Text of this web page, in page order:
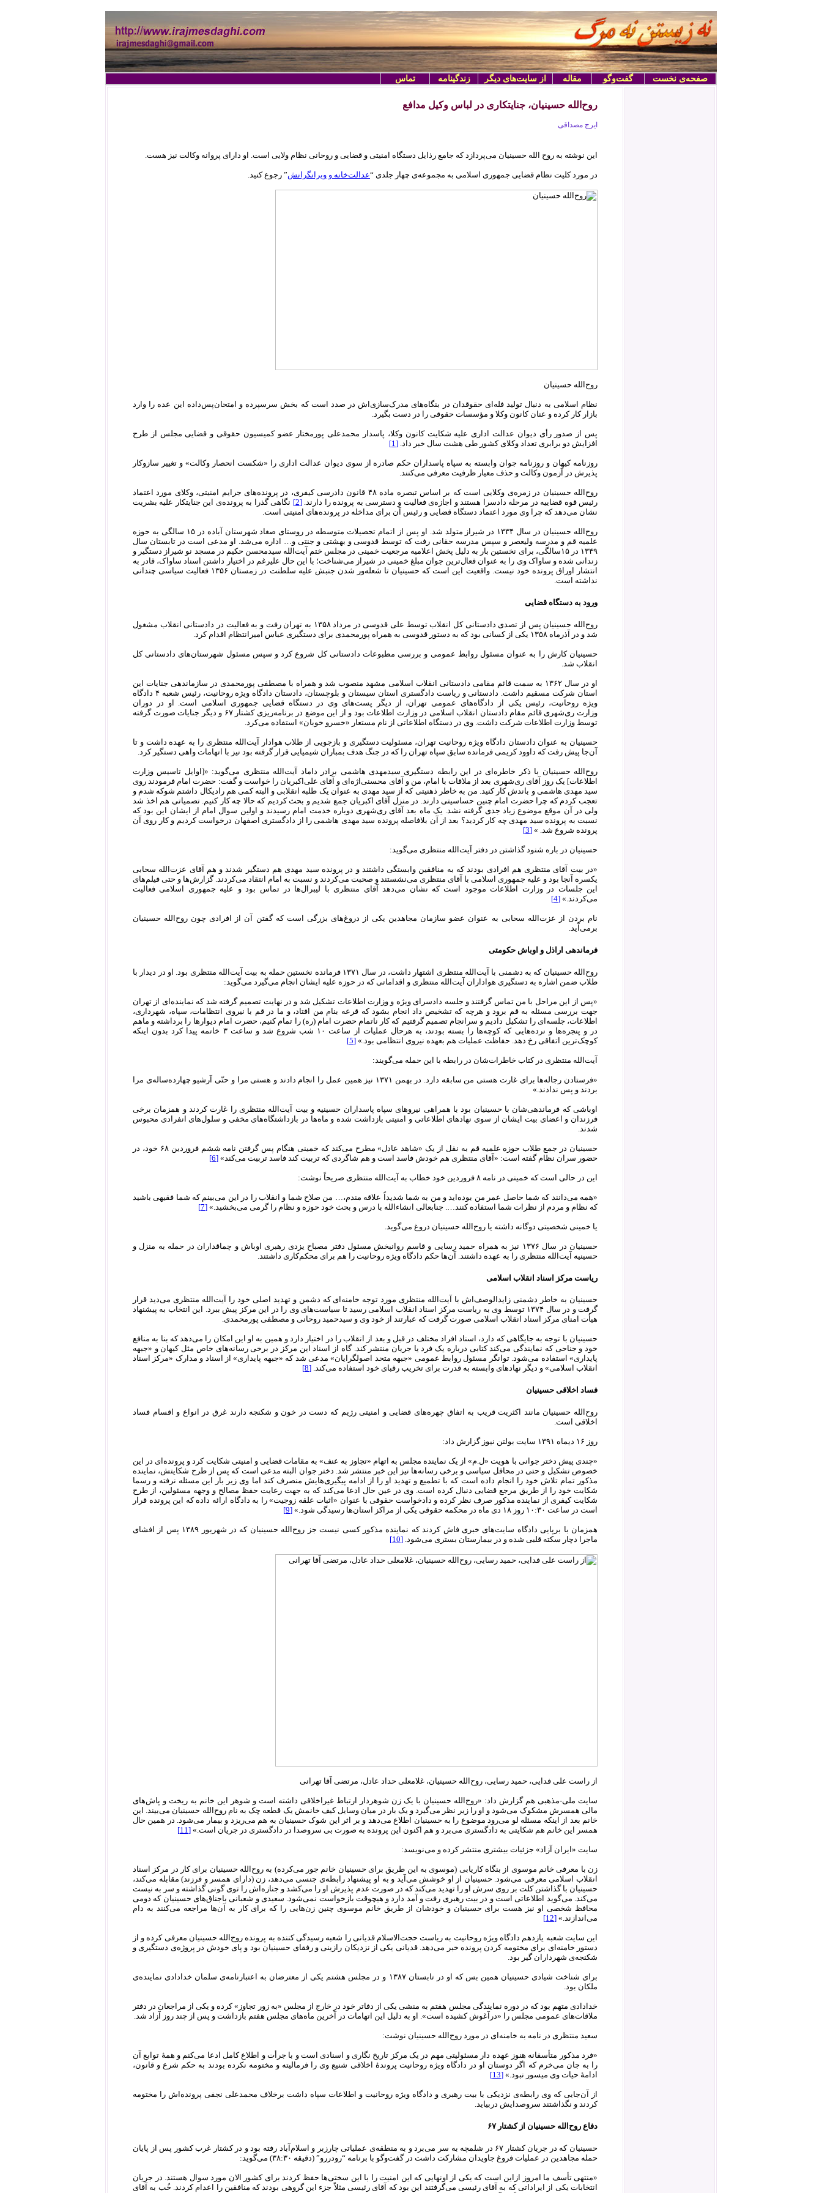
تماس زندگینامه از سایت‌های دیگر مقاله گفت‌وگو صفحه‌ی نخست
روح‌الله حسینیان، جنایتکاری در لباس وکیل مدافع
ایرج مصداقی
این نوشته به روح الله حسینیان می‌پردازد که جامع رذایل دستگاه امنیتی و قضایی و روحانی نظام ولایی است. او دارای پروانه وکالت نیز هست.
در مورد کلیت نظام قضایی جمهوری اسلامی به مجموعه‌‌ی چهار جلدی “عدالت‌خانه و ویرانگرانش” رجوع کنید.
روح‌الله حسینیان
نظام اسلامی به دنبال تولید فله‌ای حقوقدان در بنگاه‌های مدرک‌سازی‌اش در صدد است که بخش سرسپرده و امتحان‌پس‌داده این عده را وارد
بازار کار کرده و عنان کانون وکلا و مؤسسات حقوقی را در دست بگیرد.
پس از صدور رأی دیوان عدالت اداری علیه شکایت کانون وکلا، پاسدار محمدعلی پورمختار عضو کمیسیون حقوقی و قضایی مجلس از طرح
افزایش دو برابری تعداد وکلای کشور طی هشت سال خبر داد. [1]
روزنامه کیهان و روزنامه جوان وابسته به سپاه پاسداران حکم صادره از سوی دیوان عدالت اداری را «شکست انحصار وکالت» و تغییر سازوکار
پذیرش در آزمون وکالت و حذف معیار ظرفیت معرفی می‌کنند.
روح‌الله حسینیان در زمره‌ی وکلایی است که بر اساس تبصره ماده ۴۸ قانون دادرسی کیفری، در پرونده‌های جرایم امنیتی، وکلای مورد اعتماد
رئیس قوه قضاییه در مرحله دادسرا هستند و اجازه‌ی فعالیت و دسترسی به پرونده را دارند.[2]
نگاهی گذرا به پرونده‌ی این جنایتکار علیه بشریت
نشان می‌دهد که چرا وی مورد اعتماد دستگاه قضایی و رئیس آن برای مداخله در پرونده‌های امنیتی است.
روح‌الله حسینیان در سال ۱۳۳۴ در شیراز متولد شد. او پس از اتمام تحصیلات متوسطه در روستای صغاد شهرستان آباده در ۱۵ سالگی به حوزه
علمیه قم و مدرسه ولیعصر و سپس مدرسه حقانی رفت که توسط قدوسی و بهشتی و جنتی و… اداره می‌شد. او مدعی است در تابستان سال
۱۳۴۹ در ۱۵سالگی، برای نخستین بار به دلیل پخش اعلامیه مرجعیت خمینی در مجلس ختم آیت‌الله سیدمحسن حکیم در مسجد نو شیراز دستگیر و
زندانی شده و ساواک وی را به عنوان فعال‌ترین جوان مبلغ خمینی در شیراز می‌شناخت؛ با این حال علیرغم در اختیار داشتن اسناد ساواک، قادر به
انتشار اوراق پرونده خود نیست. واقعیت این است که حسینیان تا شعله‌ور شدن جنبش علیه سلطنت در زمستان ۱۳۵۶ فعالیت سیاسی چندانی
نداشته است.
ورود به دستگاه قضایی
روح‌الله حسینیان پس از تصدی دادستانی کل انقلاب توسط علی قدوسی در مرداد ۱۳۵۸ به تهران رفت و به فعالیت در دادستانی انقلاب مشغول
شد و در آذرماه ۱۳۵۸ یکی از کسانی بود که به دستور قدوسی به همراه پورمحمدی برای دستگیری عباس امیرانتظام اقدام کرد.
حسینیان کارش را به عنوان مسئول روابط عمومی و بررسی مطبوعات دادستانی کل شروع کرد و سپس مسئول شهرستان‌های دادستانی کل
انقلاب شد.
او در سال ۱۳۶۲ به سمت قائم مقامی دادستانی انقلاب اسلامی مشهد منصوب شد و همراه با مصطفی پورمحمدی در سازماندهی جنایات این
استان شرکت مسقیم داشت. دادستانی و ریاست دادگستری استان سیستان و بلوچستان، دادستان دادگاه ویژه روحانیت، رئیس شعبه ۴ دادگاه
ویژه روحانیت، رئیس یکی از دادگاه‌های عمومی تهران، از دیگر پست‌های وی در دستگاه قضایی جمهوری اسلامی است. او در دوران
وزارت ری‌شهری قائم مقام دادستان انقلاب اسلامی در وزارت اطلاعات بود و از این موضع در برنامه‌ریزی کشتار ۶۷ و دیگر جنایات صورت گرفته
توسط وزارت اطلاعات شرکت داشت. وی در دستگاه اطلاعاتی از نام مستعار «خسرو خوبان» استفاده می‌کرد.
حسینیان به عنوان دادستان دادگاه ویژه روحانیت تهران، مسئولیت دستگیری و بازجویی از طلاب هوادار آیت‌الله منتظری را به عهده داشت و تا
آن‌جا پیش رفت که داوود کریمی فرمانده سابق سپاه تهران را که در جنگ هدف بمباران شیمیایی قرار گرفته بود نیز با اتهامات واهی دستگیر کرد.
روح‌الله حسینیان با ذکر خاطره‌ای در این رابطه دستگیری سید‌مهدی هاشمی برادر داماد آیت‌الله منتظری می‌گوید: «[اوایل تاسیس وزارت
اطلاعات] یک روز آقای ری‌شهری بعد از ملاقات با امام، من و آقای محسنی‌اژه‌ای و آقای علی‌اکبریان را خواست و گفت: حضرت امام فرمودند روی
سید مهدی هاشمی و باندش کار کنید. من به خاطر ذهنیتی که از سید مهدی به عنوان یک طلبه انقلابی و البته کمی هم رادیکال داشتم شوکه شدم و
تعجب کردم که چرا حضرت امام چنین حساسیتی دارند. در منزل آقای اکبریان جمع شدیم و بحث کردیم که حالا چه کار کنیم. تصمیاتی هم اخذ شد
ولی در آن موقع موضوع زیاد جدی گرفته نشد. یک ماه بعد آقای ری‌شهری دوباره خدمت امام رسیدند و اولین سوال امام از ایشان این بود که
نسبت به پرونده سید مهدی چه کار کردید؟ بعد از آن بلافاصله پرونده سید مهدی هاشمی را از دادگستری اصفهان درخواست کردیم و کار روی آن
پرونده شروع شد. » [3]
حسینیان در باره شنود گذاشتن در دفتر آیت‌الله منتظری می‌گوید:‌
«در بیت آقای منتظری هم افرادی بودند که به منافقین وابستگی داشتند و در پرونده سید مهدی هم دستگیر شدند و هم آقای عزت‌الله سحابی
یکسره آنجا بود و علیه جمهوری اسلامی با آقای منتظری می‌نشستند و صحبت می‌کردند و نسبت به امام انتقاد می‌کردند. گزارش‌ها و حتی فیلم‌های
این جلسات در وزارت اطلاعات موجود است که نشان می‌دهد آقای منتظری با لیبرال‌ها در تماس بود و علیه جمهوری اسلامی فعالیت
می‌کردند.» [4]
نام بردن از عزت‌الله سحابی به عنوان عضو سازمان مجاهدین یکی از دروغ‌های بزرگی است که گفتن آن از افرادی چون روح‌الله حسینیان
برمی‌آید.
فرماندهی اراذل و اوباش حکومتی
روح‌الله حسینیان که به دشمنی با آیت‌الله منتظری اشتهار داشت، در سال ۱۳۷۱ فرمانده نخستین حمله به بیت آیت‌الله منتظری بود. او در دیدار با
طلاب ضمن اشاره به دستگیری هواداران آیت‌الله منتظری و اقداماتی که در حوزه علیه ایشان انجام می‌گیرد می‌گوید:‌
«پس از این مراحل با من تماس گرفتند و جلسه دادسرای ویژه و وزارت اطلاعات تشکیل شد و در نهایت تصمیم گرفته شد که نماینده‌ای از تهران
جهت بررسی مسئله به قم برود و هرچه که تشخیص داد انجام بشود که قرعه بنام من افتاد، و ما در قم با نیروی انتظامات، سپاه، شهرداری،
اطلاعات، جلسه‌ای را تشکیل دادیم و سرانجام تصمیم گرفتیم که کار ناتمام حضرت امام (ره) را تمام کنیم، حضرت امام دیوارها را برداشته و ماهم
در و پنجره‌ها و نرده‌هایی که کوچه‌ها را بسته بودند، به هرحال عملیات از ساعت ۱۰ شب شروع شد و ساعت ۳ خاتمه پیدا کرد بدون اینکه
کوچک‌ترین اتفاقی رخ دهد. حفاظت عملیات هم بعهده نیروی انتظامی بود.» [5]
آیت‌الله منتظری در کتاب خاطرات‌شان در رابطه با این حمله می‌گویند:‌
«فرستادن رجاله‌ها برای غارت هستی من سابقه دارد. در بهمن ۱۳۷۱ نیز همین عمل را انجام دادند و هستی مرا و حتّی آرشیو چهارده‌ساله‌ی مرا
بردند و پس ندادند.»
اوباشی که فرماندهی‌شان با حسینیان بود با همراهی نیروهای سپاه پاسداران حسینیه و بیت آیت‌الله منتظری را غارت کردند و همزمان برخی
فرزندان و اعضای بیت ایشان از سوی نهادهای اطلاعاتی و امنیتی بازداشت شده و ماه‌ها در بازداشتگاه‌های مخفی و سلول‌های انفرادی محبوس
شدند.
حسینیان در جمع طلاب حوزه علمیه قم به نقل از یک «شاهد عادل» ‌مطرح می‌کند که خمینی هنگام پس گرفتن نامه ششم فروردین ۶۸ خود، در
حضور سران نظام گفته است:‌ «آقای منتظری هم خودش فاسد است و هم شاگردی که تربیت کند فاسد تربیت می‌کند» [6]
این در حالی است که خمینی در نامه ۸ فروردین خود خطاب به آیت‌الله منتظری صریحاً نوشت:‌
«همه می‌دانند که شما حاصل عمر من بوده‌اید و من به شما شدیداً علاقه مندم،… من صلاح شما و انقلاب را در این می‌بینم که شما فقیهی باشید
که نظام و مردم از نظرات شما استفاده کنند…. جنابعالی انشاءالله با درس و بحث خود حوزه و نظام را گرمی می‌بخشید.» [7]
یا خمینی شخصیتی دوگانه داشته یا روح‌الله حسینیان دروغ می‌گوید.
حسینیان در سال ۱۳۷۶ نیز به همراه حمید رسایی و قاسم روانبخش مسئول دفتر مصباح یزدی رهبری اوباش و چماقداران در حمله به منزل و
حسینیه آیت‌الله منتظری را به عهده داشتند. آن‌ها حکم دادگاه ویژه روحانیت را هم برای محکم‌کاری داشتند.
ریاست مرکز اسناد انقلاب اسلامی
حسینیان به خاطر دشمنی زایدا‌لوصف‌اش با آیت‌‌الله منتظری مورد توجه خامنه‌ای که دشمن و تهدید اصلی خود را آیت‌الله منتظری می‌دید قرار
گرفت و در سال ۱۳۷۴ توسط وی به ریاست مرکز اسناد انقلاب اسلامی رسید تا سیاست‌های وی را در این مرکز پیش ببرد. این انتخاب به پیشنهاد
هیأت امنای مرکز اسناد انقلاب اسلامی صورت گرفت که عبارتند از خود وی و سیدحمید روحانی و مصطفی پورمحمدی.
حسینیان با توجه به جایگاهی که دارد، اسناد افراد مختلف در قبل و بعد از انقلاب را در اختیار دارد و همین به او این امکان را می‌دهد که بنا به منافع
خود و جناحی که نمایندگی می‌کند کتابی درباره یک فرد یا جریان منتشر کند. گاه از اسناد این مرکز در برخی رسانه‌های خاص مثل کیهان و «جبهه
پایداری» استفاده می‌شود. توانگر مسئول روابط عمومی «جبهه متحد اصولگرایان» مدعی شد که «جبهه پایداری» از اسناد و مدارک «مرکز اسناد
انقلاب اسلامی» و دیگر نهاد‌های وابسته به قدرت برای تخریب رقبای خود استفاده می‌کند. [8]
فساد اخلاقی حسینیان
روح‌الله حسینیان مانند اکثریت قریب به اتفاق چهره‌های قضایی و امنیتی رژیم که دست در خون و شکنجه دارند غرق در انواع و اقسام فساد
اخلاقی است.
روز ۱۶ دیماه ۱۳۹۱ سایت بولتن نیوز گزارش داد:
«چندی پیش دختر جوانی با هویت «ل.م» از یک نماینده مجلس به اتهام «تجاوز به عنف» به مقامات قضایی و امنیتی شکایت کرد و پرونده‌ای در این
خصوص تشکیل و حتی در محافل سیاسی و برخی رسانه‌ها نیز این خبر منتشر شد. دختر جوان البته مدعی است که پس از طرح شکایتش، نماینده
مذکور تمام تلاش خود را انجام داده است که با تطمیع و تهدید او را از ادامه پیگیری‌هایش منصرف کند اما وی زیر بار این مسئله نرفته و رسما
شکایت خود را از طریق مرجع قضایی دنبال کرده است. وی در عین حال ادعا می‌کند که به جهت رعایت حفظ مصالح و وجهه مسئولین، از طرح
شکایت کیفری از نماینده مذکور صرف نظر کرده و دادخواست حقوقی با عنوان «اثبات علقه زوجیت» را به دادگاه ارائه داده که این پرونده قرار
است در ساعت ۱۰:۳۰ روز ۱۸ دی ماه در محکمه حقوقی یکی از مراکز استان‌ها رسیدگی شود.»
[9]
همزمان با برپایی دادگاه سایت‌های خبری فاش کردند که نماینده مذکور کسی نیست جز روح‌الله حسینیان که در شهریور ۱۳۸۹ پس از افشای
ماجرا دچار سکته قلبی شده و در بیمارستان بستری می‌شود. [10]
از راست علی فدایی، حمید رسایی، روح‌الله حسینیان، غلامعلی حداد عادل، مرتضی آقا تهرانی
سایت ملی-مذهبی هم گزارش داد:‌ «روح‌الله حسینیان با یک زن شوهردار ارتباط غیراخلاقی داشته است و شوهر این خانم به ریخت و پاش‌های
مالی همسرش مشکوک می‌شود و او را زیر نظر می‌گیرد و یک بار در میان وسایل کیف خانمش یک قطعه چک به نام روح‌الله حسینیان می‌بیند. این
خانم بعد از اینکه مسئله لو می‌رود موضوع را به حسینیان اطلاع می‌دهد و بر اثر این شوک حسینیان به هم می‌ریزد و بیمار می‌شود. در همین حال
همسر این خانم هم شکایتی به دادگستری می‌برد و هم اکنون این پرونده به صورت بی سروصدا در دادگستری در جریان است.» [11]
سایت «ایران آزاد» جزئیات بیشتری منتشر کرده و می‌نویسد:
زن با معرفی خانم موسوی از بنگاه کاریابی (موسوی به این طریق برای حسینیان خانم جور می‌کرده) به روح‌الله حسینیان برای کار در مرکز اسناد
انقلاب اسلامی معرفی می‌شود. حسینیان از او خوشش می‌آید و به او پیشنهاد رابطه‌ی جنسی می‌دهد، زن (دارای همسر و فرزند) مقابله می‌کند،
حسینیان با گذاشتن کلت بر روی سرش او را تهدید می‌کند که در صورت عدم پذیرش او را می‌کشد و جنازه‌اش را توی گونی گذاشته و سر به نیست
می‌کند. می‌گوید اطلاعاتی است و در بیت رهبری رفت و آمد دارد و هیچوقت بازخواست نمی‌شود. سعیدی و شعبانی باجناق‌های حسینیان که دومی
محافظ شخصی او نیز هست برای حسینیان و خودشان از طریق خانم موسوی چنین زن‌هایی را که برای کار به آن‌ها مراجعه می‌کنند به دام
می‌اندازند.» [12]
این سایت شعبه یازدهم دادگاه ویژه روحانیت به ریاست حجت‌الاسلام قدیانی را شعبه رسیدگی کننده به پرونده روح‌الله حسینیان معرفی کرده و از
دستور خامنه‌ای برای مختومه کردن پرونده خبر می‌دهد. قدیانی یکی از نزدیکان رازینی و رفقای حسینیان بود و پای خودش در پروژه‌ی دستگیری و
شکنجه‌ی شهرداران گیر بود.
برای شناخت شیادی حسینیان همین بس که او در تابستان ۱۳۸۷ و در مجلس هشتم یکی از معترضان به اعتبارنامه‌ی سلمان خدادادی نماینده‌ی
ملکان بود.
خدادادی متهم بود که در دوره نمایندگی مجلس هفتم به منشی یکی از دفاتر خود در خارج از مجلس «به زور تجاوز» کرده و یکی از مراجعان در دفتر
ملاقات‌های عمومی مجلس را «درآغوش کشیده است». او به دلیل این اتهامات در آخرین ماه‌های مجلس هفتم بازداشت و پس از چند روز آزاد شد.
سعید منتظری در نامه به خامنه‌ای در مورد روح‌الله حسینیان نوشت:
«فرد مذکور متأسفانه هنوز عهده دار مسئولیتی مهم در یک مرکز تاریخ نگاری و اسنادی است و با جرأت و اطلاع کامل ادعا می‌کنم و همۀ توابع آن
را به جان می‌خرم که اگر دوستان او در دادگاه ویژه روحانیت پروندۀ اخلاقی شنیع وی را فرمالیته و مختومه نکرده بودند به حکم شرع و قانون،
ادامۀ حیات وی میسور نبود.» [13]
از آن‌جایی که وی رابطه‌ی نزدیکی با بیت رهبری و دادگاه ویژه روحانیت و اطلاعات سپاه داشت برخلاف محمدعلی نجفی پرونده‌‌اش را مختومه
کردند و نگذاشتند سروصدایش دربیاید.
دفاع روح‌الله حسینیان از کشتار ۶۷
حسینیان که در جریان کشتار ۶۷ در شلمچه به سر می‌برد و به منطقه‌ی عملیاتی چارزبر و اسلام‌آباد رفته بود و در کشتار غرب کشور پس از پایان
حمله مجاهدین در عملیات فروغ جاویدان مشارکت داشت در گفت‌وگو با برنامه “رودررو” (دقیقه ۳۸:۳۰) می‌گوید:‌
«منتهی تأسف ما امروز ازاین است که یکی از اونهایی که این امنیت را با این سختی‌ها حفظ کردند برای کشور الان مورد سوال هستند. در جریان
انتخابات یکی از ایراداتی که به آقای رئیسی می‌گرفتند این بود که آقای رئیسی مثلاً جزء این گروهی بودند که منافقین را اعدام کردند. خُب به آقای